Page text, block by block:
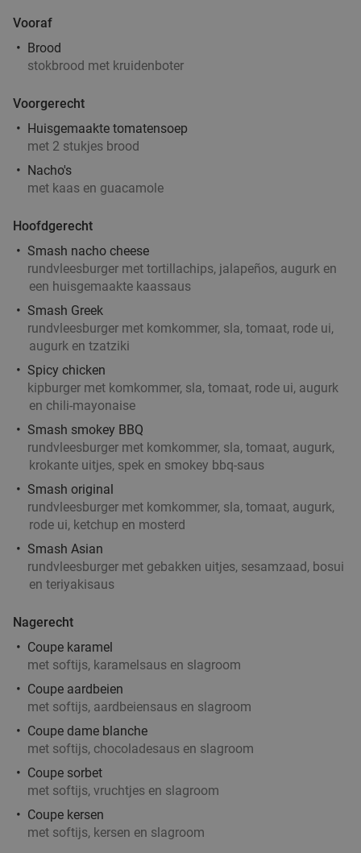
Bierwandeling (2 uur) van Brewpub Reijngoud
Za
Rotterdam
Verkocht: 109
2-gangen keuzelunch bij De Beren in hartje
Rotterdam
Morgen
Zo Ma Di
Wo
De Beren Rotterdam-Centrum
Rotterdam 4 min.directions_walk
Verkocht: 105
20%
High beer, high wine, high cocktail of high
mocktail + shared bite in hartje Rotterdam
Morgen Za Zo
Ma
Bartendy
Rotterdam
Verkocht: 292 Regulier €21 ,10
Burrito + drankje bij Chidóz in hartje
Rotterdam
Morgen Za Zo Ma Di
Wo
Chidóz Rotterdam
Rotterdam
Verkocht: 140
Vooraf
Brood
stokbrood met kruidenboter
Voorgerecht
Huisgemaakte tomatensoep
met 2 stukjes brood
Nacho's
met kaas en guacamole
Hoofdgerecht
Smash nacho cheese
rundvleesburger met tortillachips, jalapeños, augurk en
een huisgemaakte kaassaus
Smash Greek
rundvleesburger met komkommer, sla, tomaat, rode ui,
augurk en tzatziki
Spicy chicken
kipburger met komkommer, sla, tomaat, rode ui, augurk
en chili-mayonaise
Smash smokey BBQ
rundvleesburger met komkommer, sla, tomaat, augurk,
krokante uitjes, spek en smokey bbq-saus
Smash original
rundvleesburger met komkommer, sla, tomaat, augurk,
rode ui, ketchup en mosterd
Smash Asian
rundvleesburger met gebakken uitjes, sesamzaad, bosui
en teriyakisaus
Nagerecht
Coupe karamel
met softijs, karamelsaus en slagroom
Coupe aardbeien
met softijs, aardbeiensaus en slagroom
Coupe dame blanche
met softijs, chocoladesaus en slagroom
Coupe sorbet
met softijs, vruchtjes en slagroom
Coupe kersen
met softijs, kersen en slagroom